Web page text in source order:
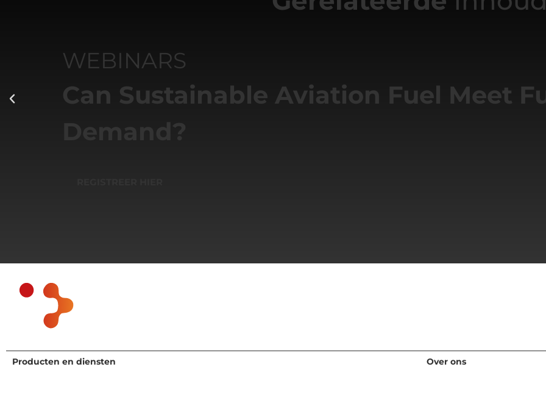
WEBINARS
Can Sustainable Aviation Fuel Meet
Producten en diensten
Over ons